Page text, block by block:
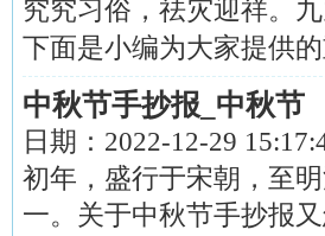
究究习俗，祛灾迎祥。
下面是小编为大家提供
中秋节手抄报_中秋节
日期： 2022-12-29
初年，盛行于宋朝，至
一。关于中秋节手抄报